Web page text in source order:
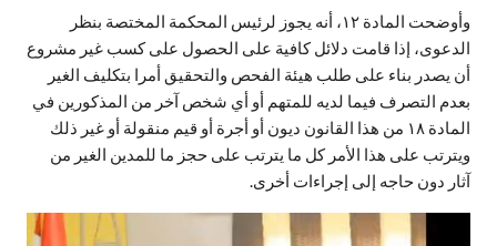
وأوضحت المادة ١٢، أنه يجوز لرئيس المحكمة المختصة بنظر
الدعوى، إذا قامت دلائل كافية على الحصول على كسب غير مشروع
أن يصدر بناء على طلب هيئة الفحص والتحقيق أمرا بتكليف الغير
بعدم التصرف فيما لديه للمتهم أو أي شخص آخر من المذكورين في
المادة ١٨ من هذا القانون ديون أو أجرة أو قيم منقولة أو غير ذلك
ويترتب على هذا الأمر كل ما يترتب على حجز ما للمدين الغير من
آثار دون حاجه إلى إجراءات أخرى.